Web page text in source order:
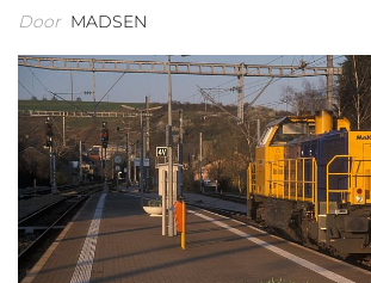
Door MADSEN